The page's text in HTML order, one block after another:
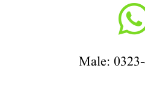
Male: